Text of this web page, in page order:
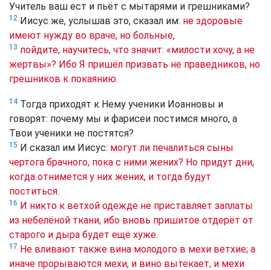
Учитель ваш ест и пьёт с мытарями и грешниками?
12 Иисус же, услышав это, сказал им: не здоровые
имеют нужду во враче, но больные,
13 пойдите, научитесь, что значит: «милости хочу, а не
жертвы»? Ибо Я пришёл призвать не праведников, но
грешников к покаянию.
14Тогда приходят к Нему ученики Иоанновы и
говорят: почему мы и фарисеи постимся много, а
Твои ученики не постятся?
15 И сказал им Иисус: могут ли печалиться сыны
чертога брачного, пока с ними жених? Но придут дни,
когда отнимется у них жених, и тогда будут
поститься.
16 И никто к ветхой одежде не приставляет заплаты
из небелёной ткани, ибо вновь пришитое отдерёт от
старого и дыра будет ещё хуже.
17 Не вливают также вина молодого в мехи ветхие; а
иначе прорываются мехи, и вино вытекает, и мехи